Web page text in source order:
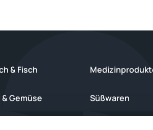
& Fisch
Gemüse Süßwaren